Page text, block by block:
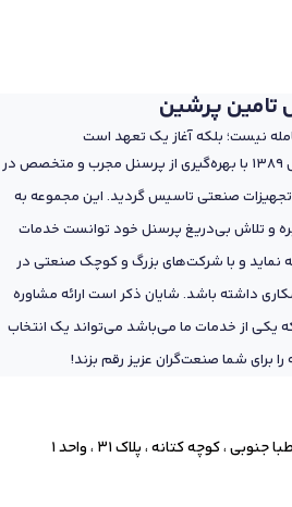
تامین پرشین
نیست؛ بلکه آغاز یک تعهد است
شرکت پارس تامین پرشین در سال 1389 با بهره‌گیری از پرسنل مجرب و متخصص در
صنعتی تاسیس گردید. این مجموعه به
و تلاش بی‌دریغ پرسنل خود توانست خدمات
نماید و با شرکت‌های بزرگ و کوچک صنعتی در
داشته باشد. شایان ذکر است ارائه مشاوره
یکی از خدمات ما می‌باشد می‌تواند یک انتخاب
برای شما صنعت‌گران عزیز رقم بزند!
، کوچه کتانه ، پلاک ۳۱ ، واحد ۱